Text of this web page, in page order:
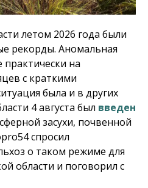
летом 2026 года были
рекорды. Аномальная
практически на
с краткими
была и в других
4 августа был введен
засухи, почвенной
спросил
о таком режиме для
области и поговорил с